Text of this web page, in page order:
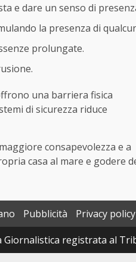
e dare un senso di
la presenza di
prolungate.
una barriera fisica
di sicurezza riduce
consapevolezza e a
casa al mare e godere
Pubblicità Privacy policy
registrata al